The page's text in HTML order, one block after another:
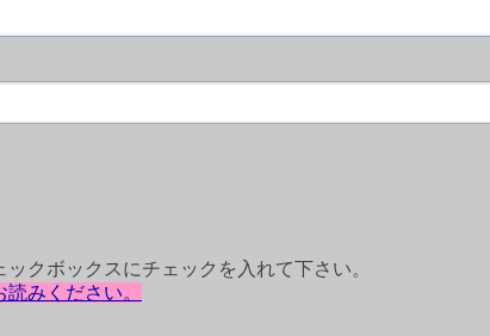
クボックスにチェックを入れて下さい。
みください。